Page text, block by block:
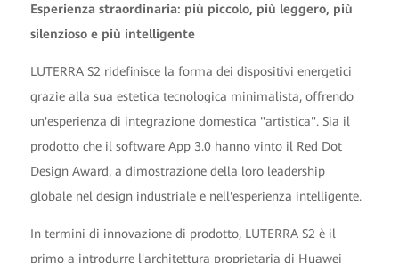
Esperienza straordinaria: più piccolo, più leggero, più
silenzioso e più intelligente
LUTERRA S2 ridefinisce la forma dei dispositivi energetici
grazie alla sua estetica tecnologica minimalista, offrendo
un'esperienza di integrazione domestica "artistica". Sia il
prodotto che il software App 3.0 hanno vinto il Red Dot
Design Award, a dimostrazione della loro leadership
globale nel design industriale e nell'esperienza intelligente.
In termini di innovazione di prodotto, LUTERRA S2 è il
primo a introdurre l'architettura proprietaria di Huawei